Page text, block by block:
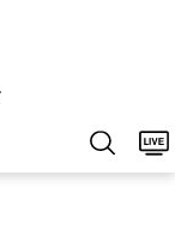
& Kriminal